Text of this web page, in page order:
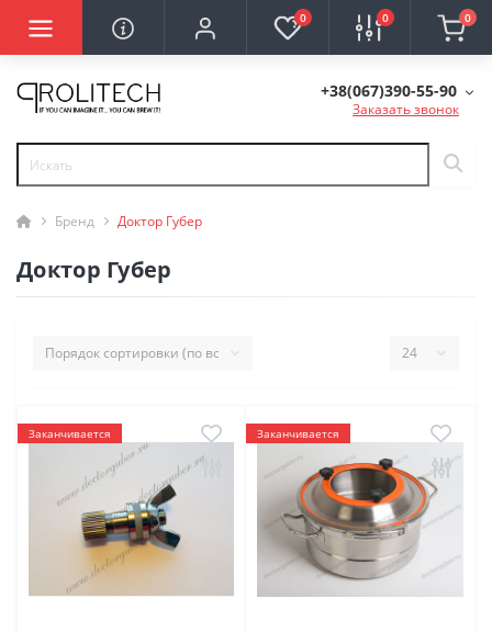
0 0 0
+38(067)390-55-90
Заказать звонок
Бренд Доктор Губер
Доктор Губер
Заканчивается Заканчивается